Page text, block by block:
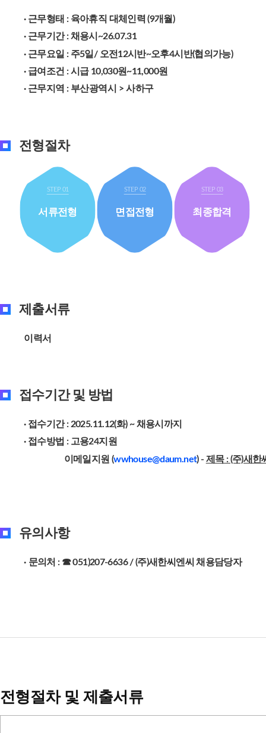
· 근무형태 : 육아휴직 대체인력 (9개월)
· 근무기간 : 채용시~26.07.31
· 근무요일 : 주5일/ 오전12시반~오후4시반(협의가능)
· 급여조건 : 시급 10,030원~11,000원
· 근무지역 : 부산광역시 > 사하구
전형절차
서류전형 면접전형 최종합격
제출서류
이력서
접수기간 및 방법
· 접수기간 : 2025.11.12(화) ~ 채용시까지
· 접수방법 : 고용24지원
이메일지원 (wwhouse@daum.net) - 제목 : (주)새한
유의사항
· 문의처 : ☎ 051)207-6636 / (주)새한씨엔씨 채용담당자
전형절차 및 제출서류